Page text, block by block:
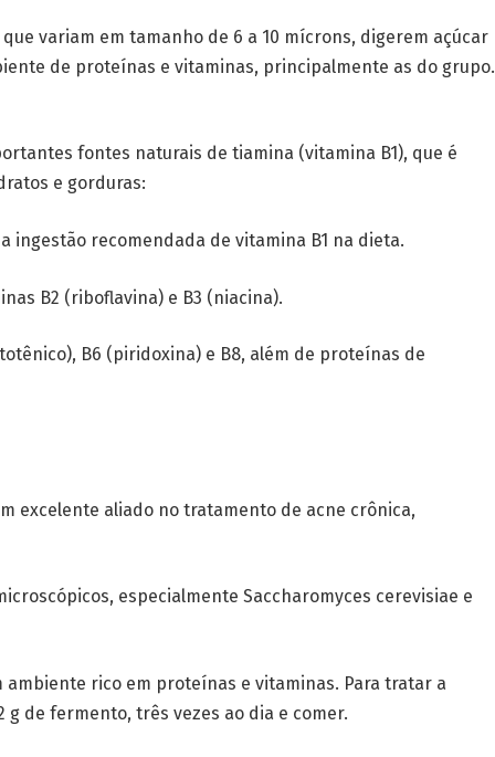
variam em tamanho de 6 a 10 mícrons, digerem açúcar
de proteínas e vitaminas, principalmente as do grupo.
fontes naturais de tiamina (vitamina B1), que é
e gorduras:
ingestão recomendada de vitamina B1 na dieta.
B2 (riboflavina) e B3 (niacina).
B6 ​​(piridoxina) e B8, além de proteínas de
excelente aliado no tratamento de acne crônica,
especialmente Saccharomyces cerevisiae e
ambiente rico em proteínas e vitaminas. Para tratar a
de fermento, três vezes ao dia e comer.